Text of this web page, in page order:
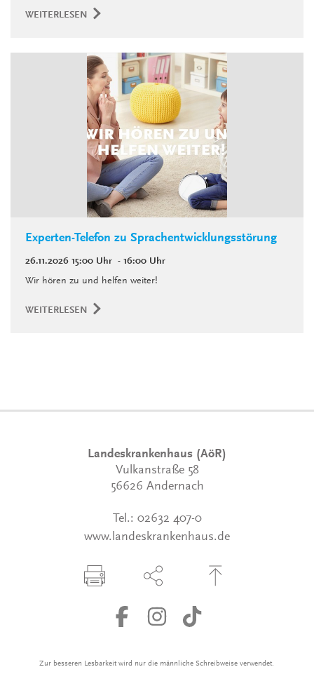
WEITERLESEN
Experten-Telefon zu Sprachentwicklungsstörung
26.11.2026 15:00 Uhr - 16:00 Uhr
Wir hören zu und helfen weiter!
WEITERLESEN
Landeskrankenhaus (AöR)
Vulkanstraße 58
56626 Andernach
Tel.: 02632 407-0
www.landeskrankenhaus.de
Zur besseren Lesbarkeit wird nur die männliche Schreibweise verwendet.